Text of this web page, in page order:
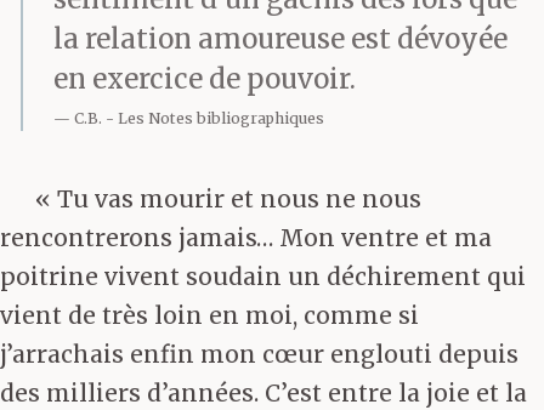
la relation amoureuse est dévoyée
en exercice de pouvoir.
C.B. Les Notes bibliographiques
« Tu vas mourir et nous ne nous
rencontrerons jamais… Mon ventre et ma
poitrine vivent soudain un déchirement qui
vient de très loin en moi, comme si
j’arrachais enfin mon cœur englouti depuis
des milliers d’années. C’est entre la joie et la